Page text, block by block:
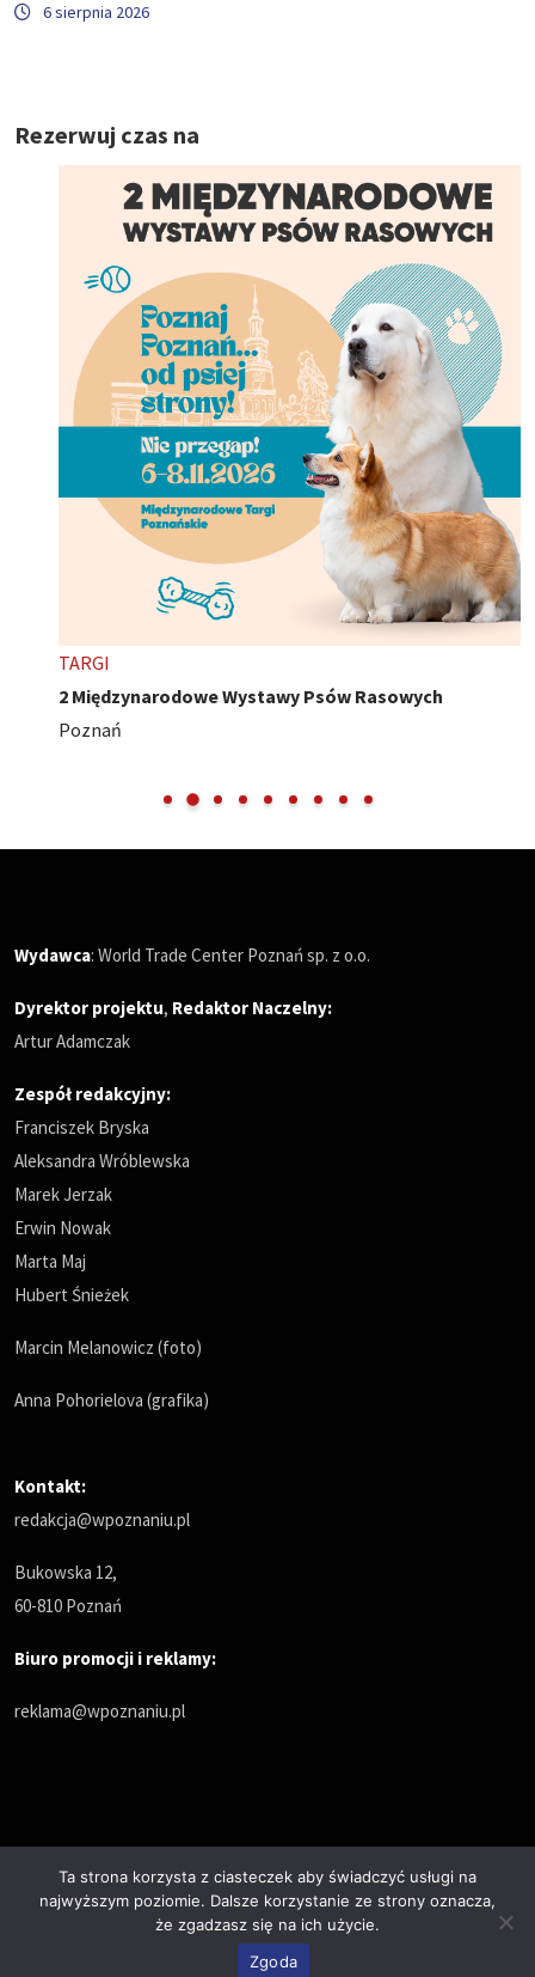
6 sierpnia 2026
Rezerwuj czas na
TARGI
2 Międzynarodowe Wystawy Psów Rasowych
Poznań
Wydawca: World Trade Center Poznań sp. z o.o.
Dyrektor projektu, Redaktor Naczelny:
Artur Adamczak
Zespół redakcyjny:
Franciszek Bryska
Aleksandra Wróblewska
Marek Jerzak
Erwin Nowak
Marta Maj
Hubert Śnieżek
Marcin Melanowicz (foto)
Anna Pohorielova (grafika)
Kontakt:
redakcja@wpoznaniu.pl
Bukowska 12,
60-810 Poznań
Biuro promocji i reklamy:
reklama@wpoznaniu.pl
Polityka prywatności
© Copyrights 2025. All Rights Reserved by wPoznaniu.pl
Ta strona korzysta z ciasteczek aby świadczyć usługi na
najwyższym poziomie. Dalsze korzystanie ze strony oznacza,
że zgadzasz się na ich użycie.
Zgoda